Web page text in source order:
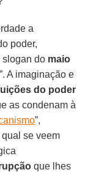
a
poder,
slogan do maio
A imaginação e
do poder
as condenam à
”,
qual se veem
que lhes